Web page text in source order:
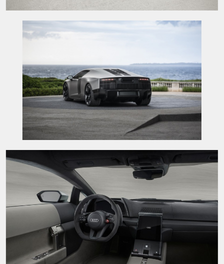
Διαβάστε επίσης:
Citroёn C3 – Δικό σας σε 48 ώρες
Τι κινητήρα φορούν σχεδόν 6 στα 10 αυτοκίνητα
που πωλούνται στην Ελλάδα